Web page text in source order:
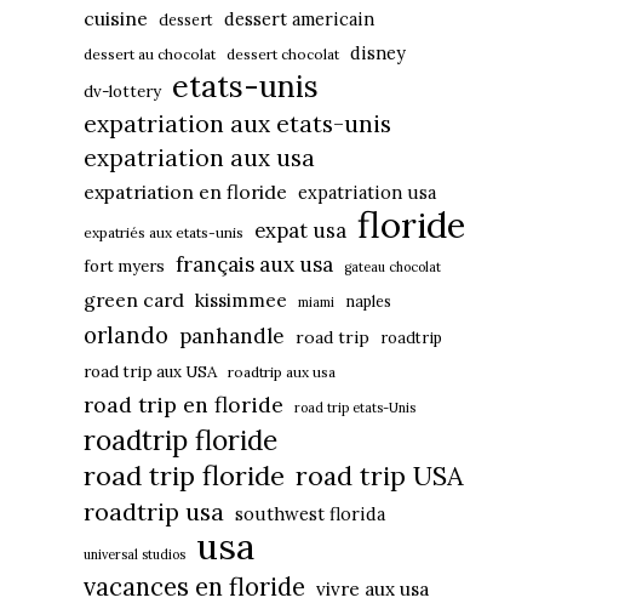
cuisine dessert dessert americain
dessert au chocolat dessert chocolat disney
dv-lottery etats-unis
expatriation aux etats-unis
expatriation aux usa
expatriation en floride expatriation usa
expatriés aux etats-unis expat usa floride
fort myers français aux usa gateau chocolat
green card kissimmee miami naples
orlando panhandle road trip roadtrip
road trip aux USA roadtrip aux usa
road trip en floride road trip etats-Unis
roadtrip floride
road trip floride road trip USA
roadtrip usa southwest florida
universal studios usa
vacances en floride vivre aux usa